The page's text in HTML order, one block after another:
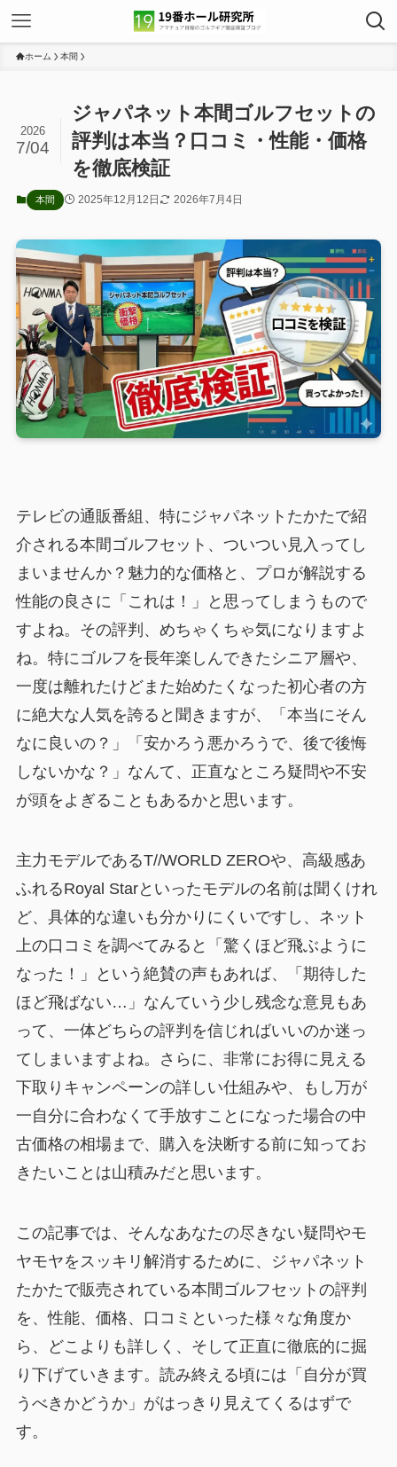
ホーム 本間
ジャパネット本間ゴルフセットの
評判は本当？口コミ・性能・価格
を徹底検証
2026
7/04
本間 2025年12月12日 2026年7月4日
テレビの通販番組、特にジャパネットたかたで紹
介される本間ゴルフセット、ついつい見入ってし
まいませんか？魅力的な価格と、プロが解説する
性能の良さに「これは！」と思ってしまうもので
すよね。その評判、めちゃくちゃ気になりますよ
ね。特にゴルフを長年楽しんできたシニア層や、
一度は離れたけどまた始めたくなった初心者の方
に絶大な人気を誇ると聞きますが、「本当にそん
なに良いの？」「安かろう悪かろうで、後で後悔
しないかな？」なんて、正直なところ疑問や不安
が頭をよぎることもあるかと思います。
主力モデルであるT//WORLD ZEROや、高級感あ
ふれるRoyal Starといったモデルの名前は聞くけれ
ど、具体的な違いも分かりにくいですし、ネット
上の口コミを調べてみると「驚くほど飛ぶように
なった！」という絶賛の声もあれば、「期待した
ほど飛ばない…」なんていう少し残念な意見もあ
って、一体どちらの評判を信じればいいのか迷っ
てしまいますよね。さらに、非常にお得に見える
下取りキャンペーンの詳しい仕組みや、もし万が
一自分に合わなくて手放すことになった場合の中
古価格の相場まで、購入を決断する前に知ってお
きたいことは山積みだと思います。
この記事では、そんなあなたの尽きない疑問やモ
ヤモヤをスッキリ解消するために、ジャパネット
たかたで販売されている本間ゴルフセットの評判
を、性能、価格、口コミといった様々な角度か
ら、どこよりも詳しく、そして正直に徹底的に掘
り下げていきます。読み終える頃には「自分が買
うべきかどうか」がはっきり見えてくるはずで
す。